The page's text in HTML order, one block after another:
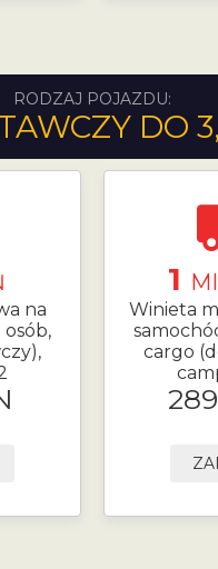
RODZAJ POJAZDU:
DO
na
1
Winieta
cargo